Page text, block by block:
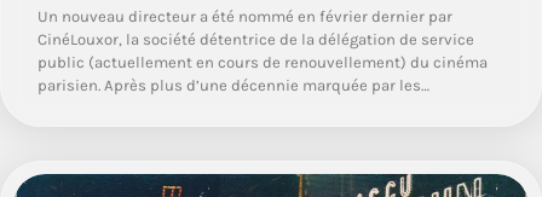
Un nouveau directeur a été nommé en février dernier par
CinéLouxor, la société détentrice de la délégation de service
public (actuellement en cours de renouvellement) du cinéma
parisien. Après plus d’une décennie marquée par les…